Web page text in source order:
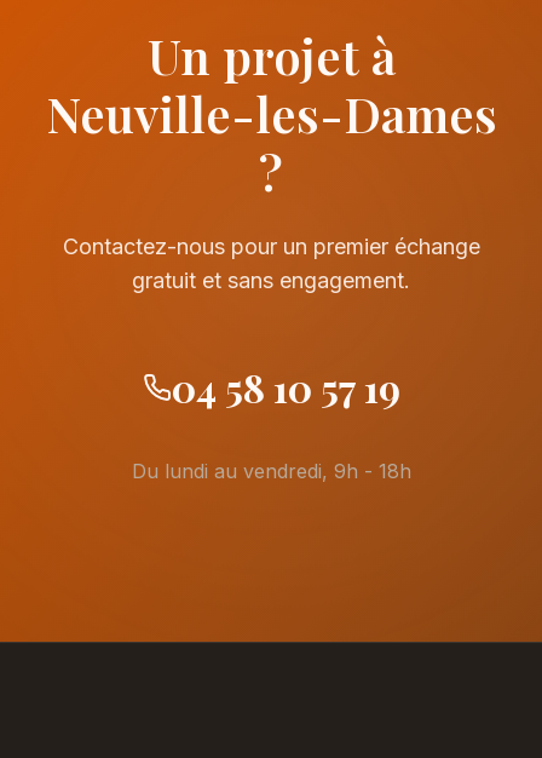
Un projet à
Neuville-les-Dames
?
Contactez-nous pour un premier échange
gratuit et sans engagement.
04 58 10 57 19
Du lundi au vendredi, 9h - 18h